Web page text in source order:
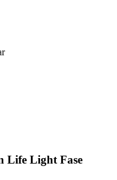
Life Light Fase